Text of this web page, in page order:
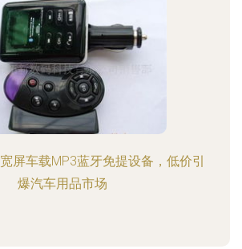
屏车载MP3蓝牙免提设备，低价引
爆汽车用品市场